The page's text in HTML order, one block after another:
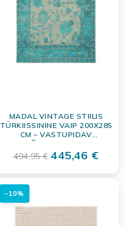
MADAL VINTAGE STIILIS
TÜRKIISSININE VAIP 200X285
CM – VASTUPIDAV
PÕRANDAKATE
494,95 € 445,46 €
−10%